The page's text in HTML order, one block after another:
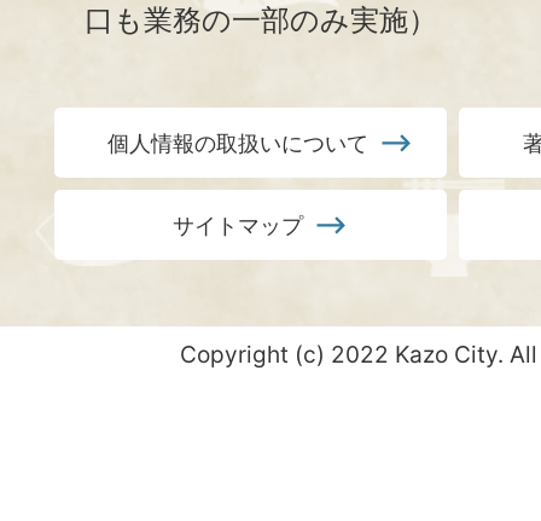
口も業務の一部のみ実施）
個人情報の取扱いについて
サイトマップ
Copyright (c) 2022 Kazo City.